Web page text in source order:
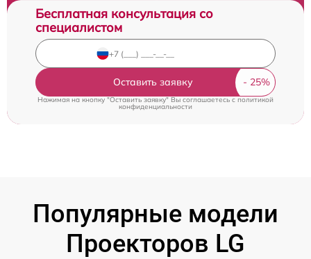
Бесплатная консультация со
специалистом
Оставить заявку
Нажимая на кнопку "Оставить заявку" Вы соглашаетесь cполитикой
конфиденциальности
Популярные модели
Проекторов LG